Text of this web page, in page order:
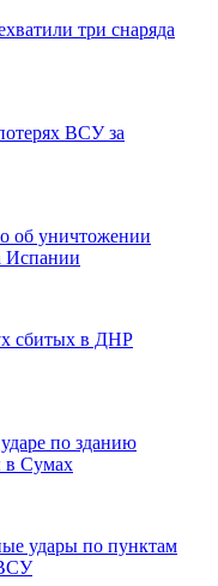
три снаряда
ВСУ за
об уничтожении
Испании
сбитых в ДНР
по зданию
в Сумах
удары по пунктам